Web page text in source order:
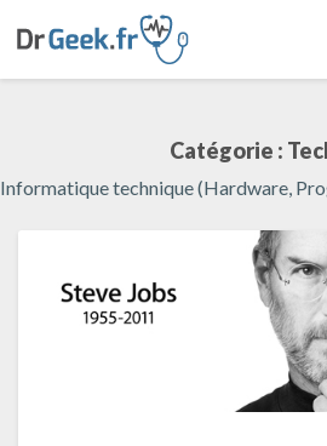
Catégorie :
Informatique technique (Hardware,